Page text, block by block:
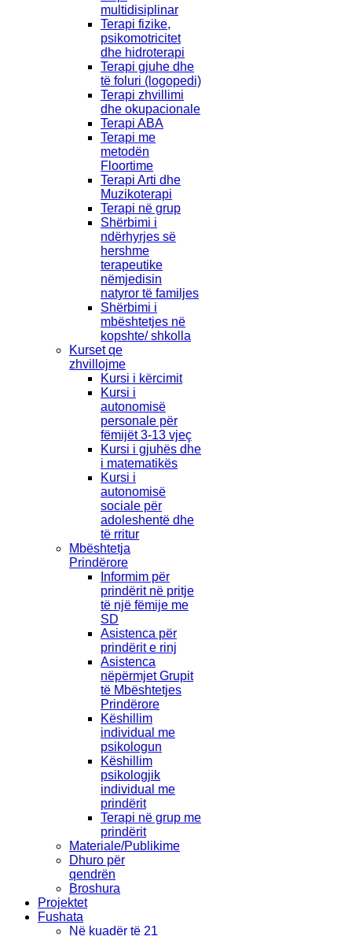
multidisiplinar
Terapi fizike,
psikomotricitet
dhe hidroterapi
Terapi gjuhe dhe
të foluri (logopedi)
Terapi zhvillimi
dhe okupacionale
Terapi ABA
Terapi me
metodën
Floortime
Terapi Arti dhe
Muzikoterapi
Terapi në grup
Shërbimi i
ndërhyrjes së
hershme
terapeutike
nëmjedisin
natyror të familjes
Shërbimi i
mbështetjes në
kopshte/ shkolla
Kurset qe
zhvillojme
Kursi i kërcimit
Kursi i
autonomisë
personale për
fëmijët 3-13 vjeç
Kursi i gjuhës dhe
i matematikës
Kursi i
autonomisë
sociale për
adoleshentë dhe
të rritur
Mbështetja
Prindërore
Informim për
prindërit në pritje
të një fëmije me
SD
Asistenca për
prindërit e rinj
Asistenca
nëpërmjet Grupit
të Mbështetjes
Prindërore
Këshillim
individual me
psikologun
Këshillim
psikologjik
individual me
prindërit
Terapi në grup me
prindërit
Materiale/Publikime
Dhuro për
qendrën
Broshura
Projektet
Fushata
Në kuadër të 21